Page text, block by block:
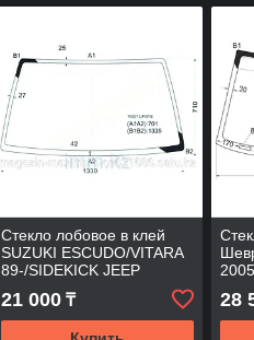
Стекло лобовое в клей
SUZUKI ESCUDO/VITARA
89-/SIDEKICK JEEP
V\Шевроле TRACKER 4D
UTILITY 89-97
21 000₸ 28